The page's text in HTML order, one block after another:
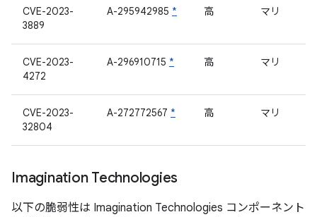
CVE-2023-
3889
A-295942985 * 高 マリ
CVE-2023-
4272
A-296910715 * 高 マリ
CVE-2023-
32804
A-272772567 * 高 マリ
Imagination Technologies
以下の脆弱性は Imagination Technologies コンポーネント